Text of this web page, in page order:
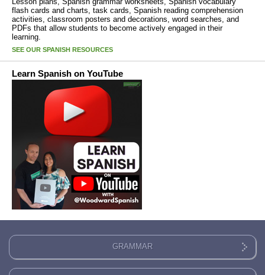
Lesson plans, Spanish grammar worksheets, Spanish vocabulary
flash cards and charts, task cards, Spanish reading comprehension
activities, classroom posters and decorations, word searches, and
PDFs that allow students to become actively engaged in their
learning.
SEE OUR SPANISH RESOURCES
Learn Spanish on YouTube
GRAMMAR